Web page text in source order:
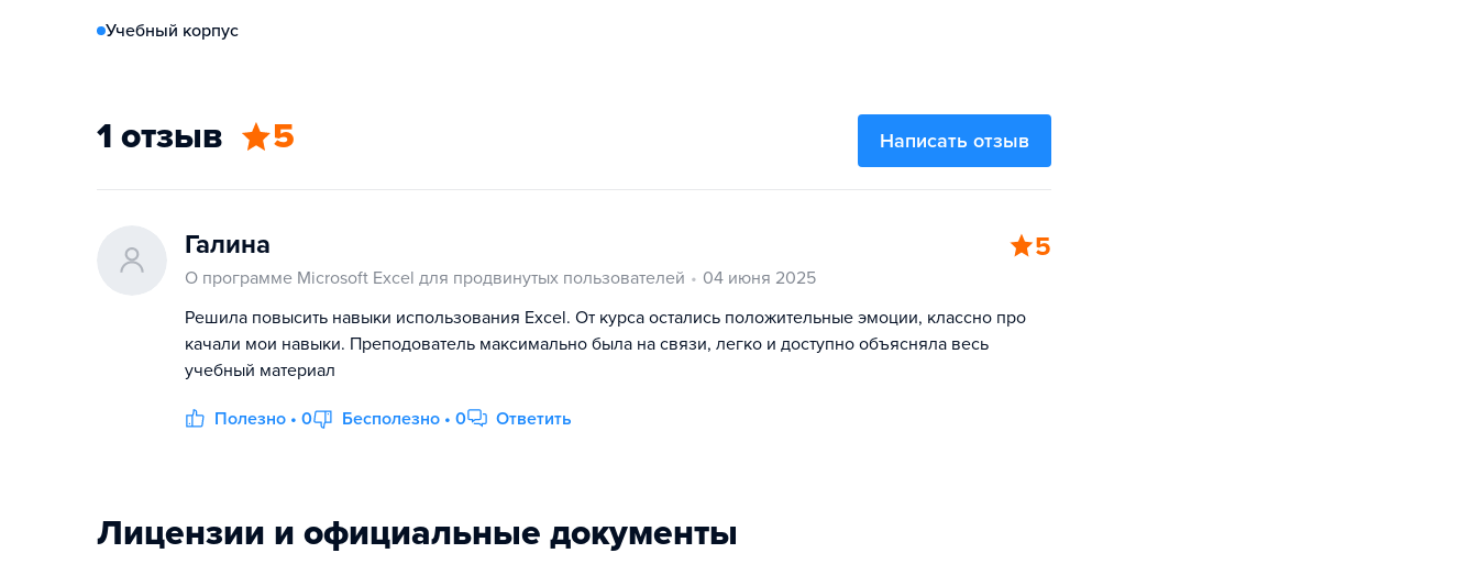
Учебный корпус
1 отзыв 5 Написать отзыв
Галина 5
О программе Microsoft Excel для продвинутых пользователей
04 июня 2025
Решила повысить навыки использования Excel. От курса остались положительные эмоции, классно про
качали мои навыки. Преподователь максимально была на связи, легко и доступно объясняла весь
учебный материал
Полезно • 0 Бесполезно • 0 Ответить
Лицензии и официальные документы